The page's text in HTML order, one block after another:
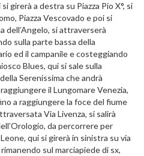
girerà a destra su Piazza Pio X°, si
Piazza Vescovado e poi si
dell’Angelo, si attraverserà
sulla parte bassa della
ed il campanile e costeggiando
Blues, qui si sale sulla
Serenissima che andrà
il Lungomare Venezia,
a raggiungere la foce del fiume
Via Livenza, si salirà
da percorrere per
qui si girerà in sinistra su via
sul marciapiede di sx,